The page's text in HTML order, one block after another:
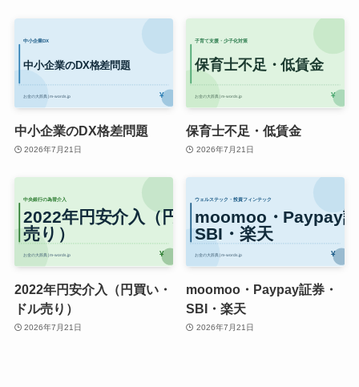
中小企業のDX格差問題
2026年7月21日
保育士不足・低賃金
2026年7月21日
2022年円安介入（円買い・
ドル売り）
2026年7月21日
moomoo・Paypay証券・
SBI・楽天
2026年7月21日